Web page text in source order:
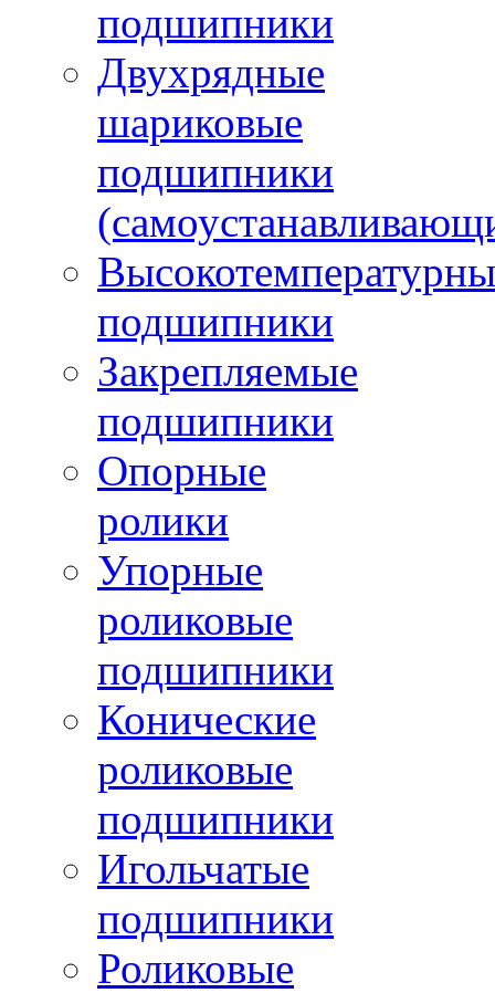
подшипники
Двухрядные
шариковые
подшипники
подшипники
Закрепляемые
подшипники
Опорные
ролики
Упорные
роликовые
подшипники
Конические
роликовые
подшипники
Игольчатые
подшипники
Роликовые